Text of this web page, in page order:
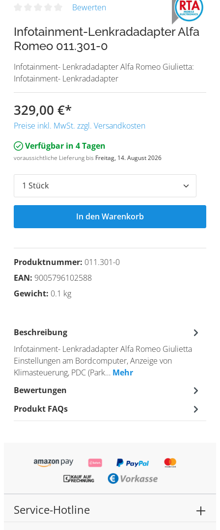
Bewerten
Infotainment-Lenkradadapter Alfa
Romeo 011.301-0
Infotainment- Lenkradadapter Alfa Romeo Giulietta:
Infotainment- Lenkradadapter
329,00 €*
Preise inkl. MwSt. zzgl. Versandkosten
Verfügbar in 4 Tagen
voraussichtliche Lieferung bis Freitag, 14. August 2026
In den Warenkorb
Produktnummer: 011.301-0
EAN: 9005796102588
Gewicht: 0.1 kg
Beschreibung
Infotainment- Lenkradadapter Alfa Romeo Giulietta
Einstellungen am Bordcomputer, Anzeige von
Klimasteuerung, PDC (Park… Mehr
Bewertungen
Produkt FAQs
Service-Hotline